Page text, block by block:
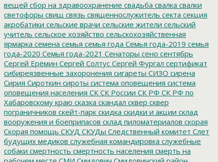
вещей сбор на здравоохранение свадьба свалка свалки
светофоры свищ связь священнослужитель секта секция
акробатики сельские врачи сельские жители сельский
учитель сельское хозяйство сельскохозяйственная
ярмарка семена семья семья года Семья года-2019 семья
года-2020 Семья года-2021 Сенаторы сено сентябрь
Сергей Ерёмин Сергей Солтус Сергей Фургал сертификат
сибиреязвенные захоронения сигареты СИЗО сирена
Сирия Сироткин сироты система оповещения система
оповещения населения СК СК России СК РФ СК РФ по
Хабаровскому краю сказка скандал сквер сквер
пограничников скейт-парк скидка скидки и акции склад
вооружения и боеприпасов склад пиломатериалов скорая
Скорая помощь СКУД СКУДы Следственный комитет Слет
будущих медиков служебная командировка служебные
собаки смертность смертность населения смерть на